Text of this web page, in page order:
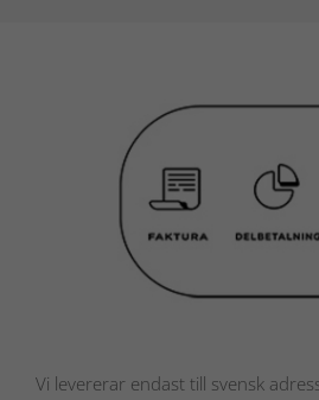
Vi levererar endast till svensk